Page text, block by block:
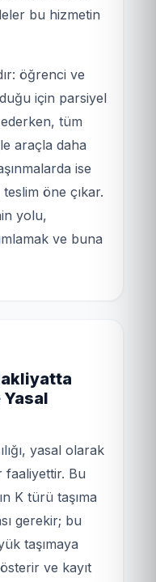
bu hizmetin
öğrenci ve
için parsiyel
tüm
araçla daha
ise
öne çıkar.
yolu,
ve buna
yasal olarak
faaliyettir. Bu
K türü taşıma
gerekir; bu
taşımaya
ve kayıt